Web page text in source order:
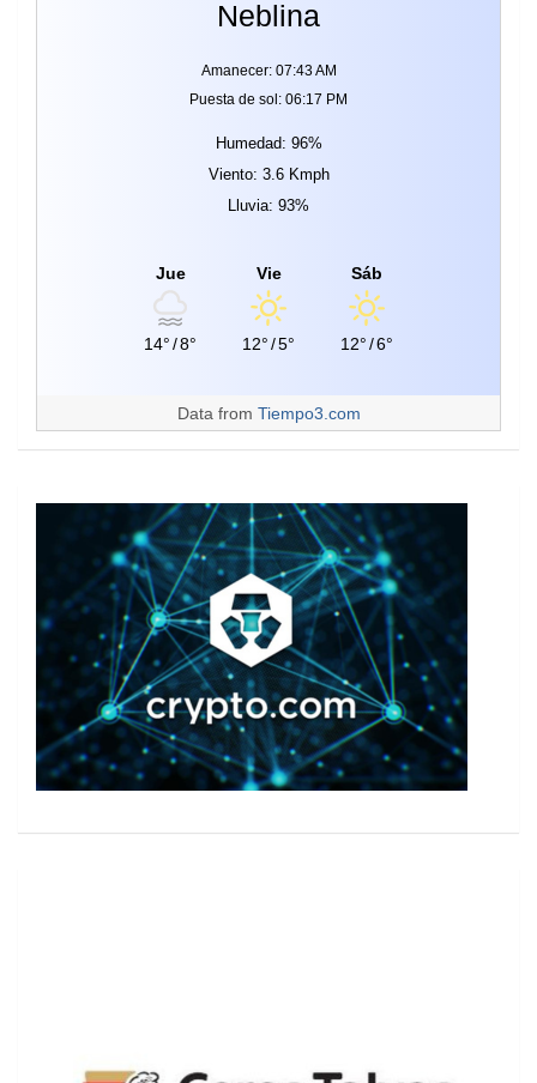
Neblina
Amanecer: 07:43 AM
Puesta de sol: 06:17 PM
Humedad: 96%
Viento: 3.6 Kmph
Lluvia: 93%
Jue
14°/8°
Vie
12°/5°
Sáb
12°/6°
Data from Tiempo3.com